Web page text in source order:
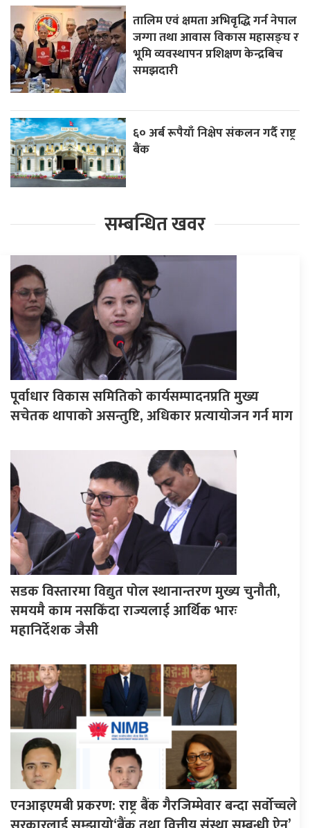
तालिम एवं क्षमता अभिवृद्धि गर्न नेपाल
जग्गा तथा आवास विकास महासङ्घ र
भूमि व्यवस्थापन प्रशिक्षण केन्द्रबिच
समझदारी
६० अर्ब रूपैयाँ निक्षेप संकलन गर्दै राष्ट्र
बैंक
सम्बन्धित खवर
पूर्वाधार विकास समितिको कार्यसम्पादनप्रति मुख्य
सचेतक थापाको असन्तुष्टि, अधिकार प्रत्यायोजन गर्न माग
सडक विस्तारमा विद्युत पोल स्थानान्तरण मुख्य चुनौती,
समयमै काम नसकिँदा राज्यलाई आर्थिक भारः
महानिर्देशक जैसी
एनआइएमबी प्रकरण: राष्ट्र बैंक गैरजिम्मेवार बन्दा सर्वोच्चले